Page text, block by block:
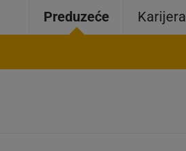
Preduzeće Karijera